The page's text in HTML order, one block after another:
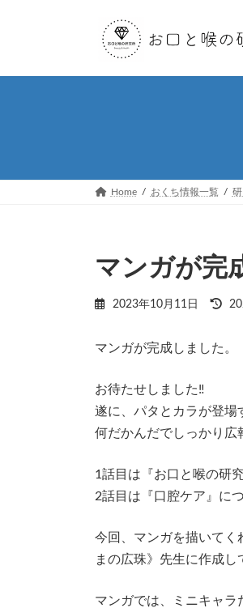
ツ
シ
Home おくち情報一覧
マンガが完
2023年10月11日
最
マンガが完成しました。
お待たせしました‼︎
遂に、パタとカラが登場
何だかんだでしっかり広
1話目は『お口と喉の研
2話目は『口腔ケア』に
今回、マンガを描いてく
まの広珠》先生に作成し
マンガでは、ミニキャ